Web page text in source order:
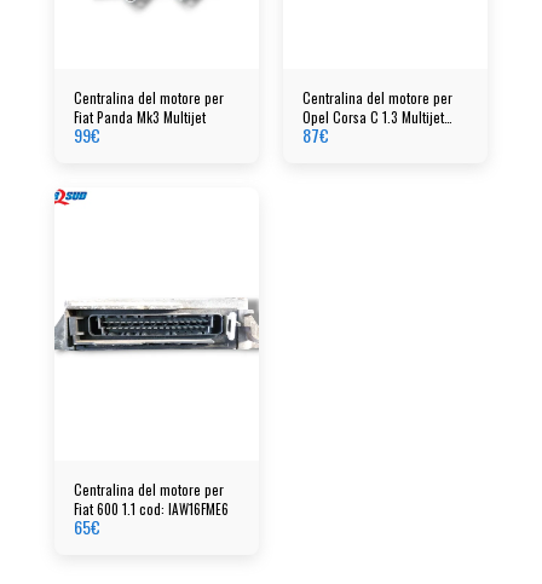
Centralina del motore per
Fiat Panda Mk3 Multijet
99€
Centralina del motore per
Opel Corsa C 1.3 Multijet
cod: 55190069
87€
Centralina del motore per
Fiat 600 1.1 cod: IAW16FME6
65€